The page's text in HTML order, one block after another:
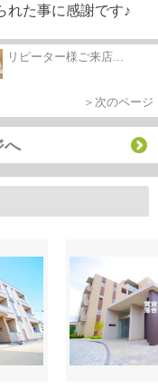
れた事に感謝です♪
リピーター様ご来店...
＞次のページ
へ